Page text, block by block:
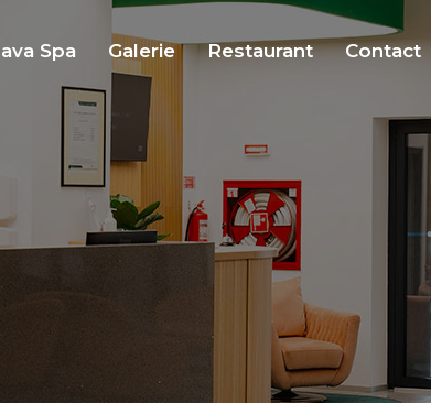
Spa Galerie Restaurant Contact